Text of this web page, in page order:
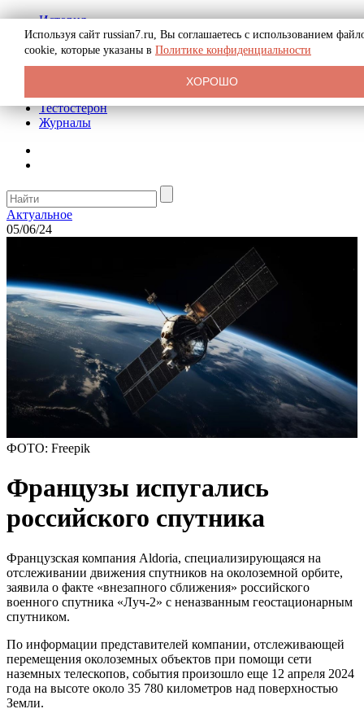
История
Биография
Криминал
Реклама на сайте
Тестостерон
Журналы
Актуальное
05/06/24
ФОТО: Freepik
Французы испугались
российского спутника
Французская компания Aldoria, специализирующаяся на
отслеживании движения спутников на околоземной орбите,
заявила о факте «внезапного сближения» российского
военного спутника «Луч-2» с неназванным геостационарным
спутником.
По информации представителей компании, отслеживающей
перемещения околоземных объектов при помощи сети
наземных телескопов, события произошло еще 12 апреля 2024
года на высоте около 35 780 километров над поверхностью
Земли.
Используя сайт russian7.ru, Вы соглашаетесь с использованием
cookie, которые указаны в Политике конфиденциальности
ХОРОШО